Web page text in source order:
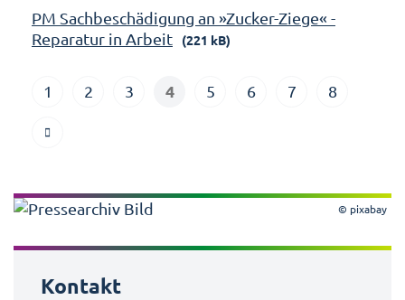
PM Sachbeschädigung an »Zucker-Ziege« -
Reparatur in Arbeit
(221 kB)
1 2 3 4 5 6 7 8
© pixabay
Kontakt